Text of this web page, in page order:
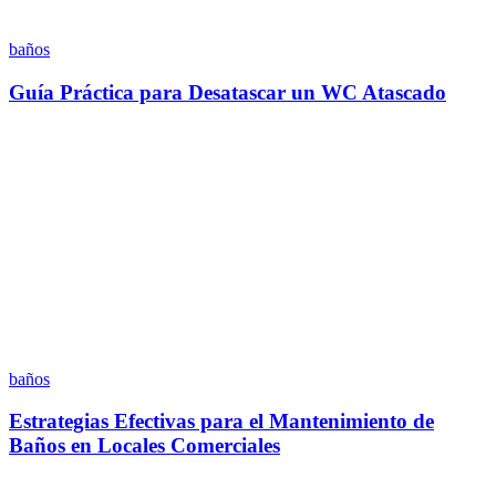
baños
Guía Práctica para Desatascar un WC Atascado
baños
Estrategias Efectivas para el Mantenimiento de
Baños en Locales Comerciales